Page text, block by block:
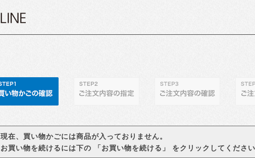
現在、買い物かごには商品が入っておりません。
お買い物を続けるには下の 「お買い物を続ける」 をクリックしてくださ